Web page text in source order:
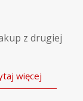
z drugiej
więcej